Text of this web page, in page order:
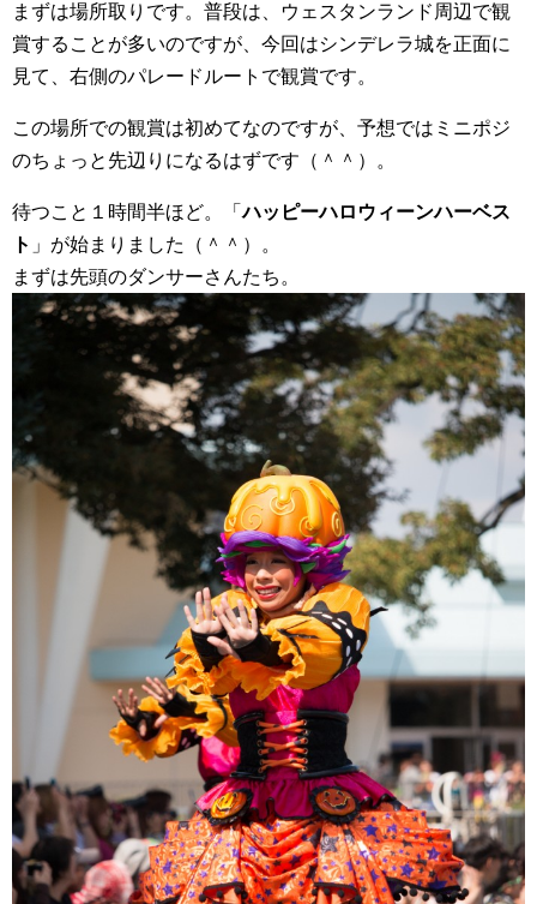
まずは場所取りです。普段は、ウェスタンランド周辺で観
賞することが多いのですが、今回はシンデレラ城を正面に
見て、右側のパレードルートで観賞です。
この場所での観賞は初めてなのですが、予想ではミニポジ
のちょっと先辺りになるはずです（＾＾）。
待つこと１時間半ほど。「ハッピーハロウィーンハーベス
ト 」が始まりました（＾＾）。
まずは先頭のダンサーさんたち。